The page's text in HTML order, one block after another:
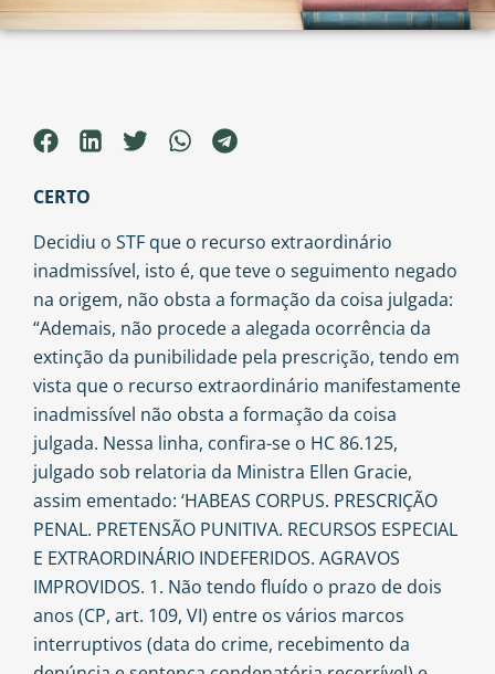
CERTO
Decidiu o STF que o recurso extraordinário
inadmissível, isto é, que teve o seguimento negado
na origem, não obsta a formação da coisa julgada:
“Ademais, não procede a alegada ocorrência da
extinção da punibilidade pela prescrição, tendo em
vista que o recurso extraordinário manifestamente
inadmissível não obsta a formação da coisa
julgada. Nessa linha, confira-se o HC 86.125,
julgado sob relatoria da Ministra Ellen Gracie,
assim ementado: ‘HABEAS CORPUS. PRESCRIÇÃO
PENAL. PRETENSÃO PUNITIVA. RECURSOS ESPECIAL
E EXTRAORDINÁRIO INDEFERIDOS. AGRAVOS
IMPROVIDOS. 1. Não tendo fluído o prazo de dois
anos (CP, art. 109, VI) entre os vários marcos
interruptivos (data do crime, recebimento da